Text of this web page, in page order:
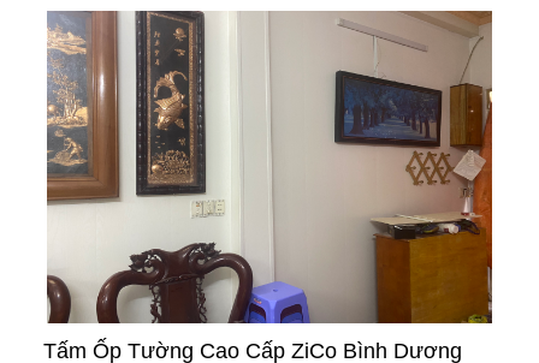
Tấm Ốp Tường Cao Cấp ZiCo Bình Dương